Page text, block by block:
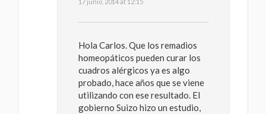
17 junio, 2014 at 12:15
Hola Carlos. Que los remadios
homeopáticos pueden curar los
cuadros alérgicos ya es algo
probado, hace años que se viene
utilizando con ese resultado. El
gobierno Suizo hizo un estudio,